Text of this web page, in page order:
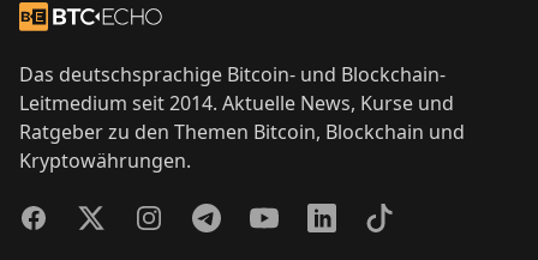
Zur Startseite
Das deutschsprachige Bitcoin- und Blockchain-
Leitmedium seit 2014. Aktuelle News, Kurse und
Ratgeber zu den Themen Bitcoin, Blockchain und
Kryptowährungen.
FacebookTwitterInstagramTelegramYouTubeLinkedInTikTok